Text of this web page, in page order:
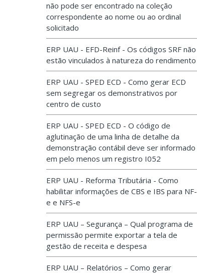
não pode ser encontrado na coleção
correspondente ao nome ou ao ordinal
solicitado
ERP UAU - EFD-Reinf - Os códigos SRF não
estão vinculados à natureza do rendimento
ERP UAU - SPED ECD - Como gerar ECD
sem segregar os demonstrativos por
centro de custo
ERP UAU - SPED ECD - O código de
aglutinação de uma linha de detalhe da
demonstração contábil deve ser informado
em pelo menos um registro I052
ERP UAU - Reforma Tributária - Como
habilitar informações de CBS e IBS para NF-
e e NFS-e
ERP UAU – Segurança – Qual programa de
permissão permite exportar a tela de
gestão de receita e despesa
ERP UAU – Relatórios – Como gerar